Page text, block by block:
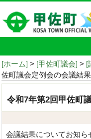
[ホーム] > [甲佐町議会] > [
佐町議会定例会の会議結
令和7年第2回甲佐町
会議結果についてお知ら